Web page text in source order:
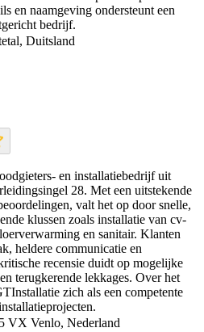
en naamgeving ondersteunt een
bedrijf.
Duitsland
en installatiebedrijf uit
28. Met een uitstekende
valt het op door snelle,
klussen zoals installatie van cv-
en sanitair. Klanten
heldere communicatie en
recensie duidt op mogelijke
terugkerende lekkages. Over het
zich als een competente
VX Venlo, Nederland